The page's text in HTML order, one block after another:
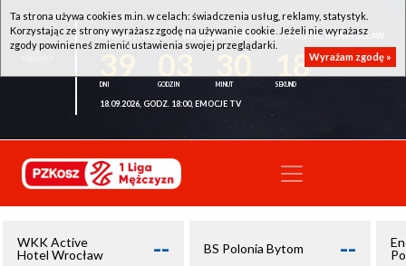
WKK ACTIVE HOTEL WROCŁAW - KSK QEMETICA NOTEĆ INOWROCŁAW
18
18.09.2026, GODZ. 18:00, EMOCJE TV
WKK Active
Hotel Wrocław
-- BS Polonia Bytom --
Ta strona używa cookies m.in. w celach: świadczenia usług, reklamy, statystyk.
Korzystając ze strony wyrażasz zgodę na używanie cookie. Jeżeli nie wyrażasz
zgody powinieneś zmienić ustawienia swojej przeglądarki.
Wyrażam zgodę »